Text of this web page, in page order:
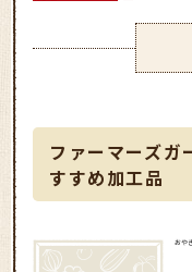
ファーマーズ
すすめ加工品
おやき